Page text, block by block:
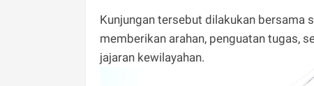
Kunjungan tersebut dilakukan bersama
memberikan arahan, penguatan tugas,
jajaran kewilayahan.